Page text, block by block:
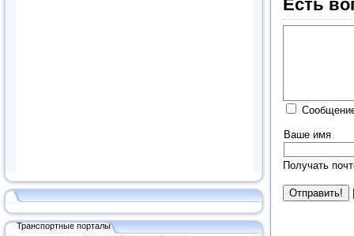
Транспортные порталы
Есть
Ваше имя
Получать